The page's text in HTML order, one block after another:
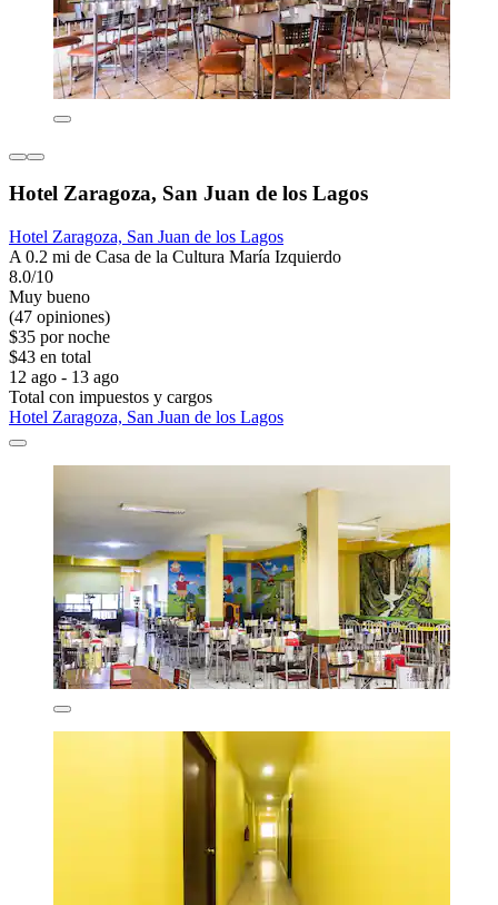
Hotel Zaragoza, San Juan de los Lagos
Hotel Zaragoza, San Juan de los Lagos
A 0.2 mi de Casa de la Cultura María Izquierdo
8.0/10
Muy bueno
(47 opiniones)
$35 por noche
$43 en total
12 ago - 13 ago
Total con impuestos y cargos
Hotel Zaragoza, San Juan de los Lagos